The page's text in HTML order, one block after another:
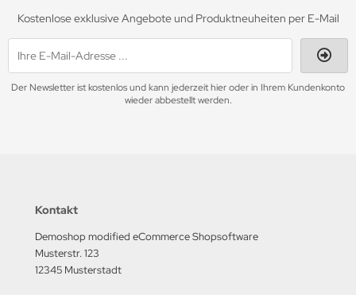
Kostenlose exklusive Angebote und Produktneuheiten per E-Mail
Der Newsletter ist kostenlos und kann jederzeit hier oder in Ihrem Kundenkonto
wieder abbestellt werden.
Kontakt
Demoshop modified eCommerce Shopsoftware
Musterstr. 123
12345 Musterstadt